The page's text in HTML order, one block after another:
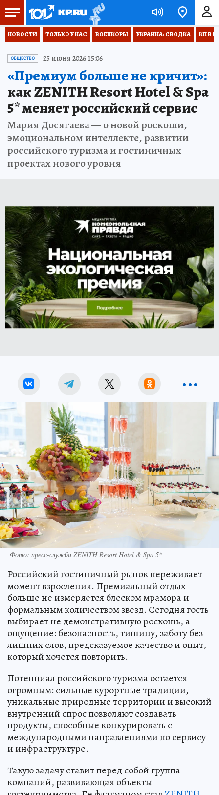
НОВОСТИ ТОЛЬКО У НАС ВОЕНКОРЫ УКРАИНА: СВОДКА КП В
ОБЩЕСТВО 25 июня 2026 15:06
«Премиум больше не кричит»:
как ZENITH Resort Hotel & Spa
5* меняет российский сервис
Мария Досягаева — о новой роскоши,
эмоциональном интеллекте, развитии
российского туризма и гостиничных
проектах нового уровня
Фото: пресс-служба ZENITH Resort Hotel & Spa 5*
Российский гостиничный рынок переживает
момент взросления. Премиальный отдых
больше не измеряется блеском мрамора и
формальным количеством звезд. Сегодня гость
выбирает не демонстративную роскошь, а
ощущение: безопасность, тишину, заботу без
лишних слов, предсказуемое качество и опыт,
который хочется повторить.
Потенциал российского туризма остается
огромным: сильные курортные традиции,
уникальные природные территории и высокий
внутренний спрос позволяют создавать
продукты, способные конкурировать с
международными направлениями по сервису
и инфраструктуре.
Такую задачу ставит перед собой группа
компаний, развивающая объекты